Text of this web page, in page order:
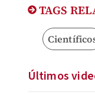
TAGS
Últimos